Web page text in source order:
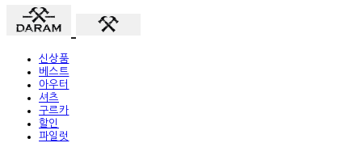
신상품
베스트
아우터
셔츠
구르카
할인
파일럿